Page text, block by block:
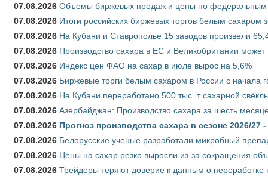
07.08.2026 Объемы биржевых продаж и цены по федеральным
07.08.2026 Итоги российских биржевых торгов белым сахаром
07.08.2026 На Кубани и Ставрополье 15 заводов произвели
07.08.2026 Производство сахара в ЕС и Великобритании
07.08.2026 Индекс цен ФАО на сахар в июле вырос на 5,6%
07.08.2026 Биржевые торги белым сахаром в России с начала
07.08.2026 На Кубани переработано 500 тыс. т сахарной
07.08.2026 Азербайджан: Производство сахара за шесть
07.08.2026 Прогноз производства сахара в сезоне 2026/
07.08.2026 Белорусские ученые разработали микробный
07.08.2026 Цены на сахар резко выросли из-за сокращения
07.08.2026 Трейдеры теряют доверие к данным о переработке